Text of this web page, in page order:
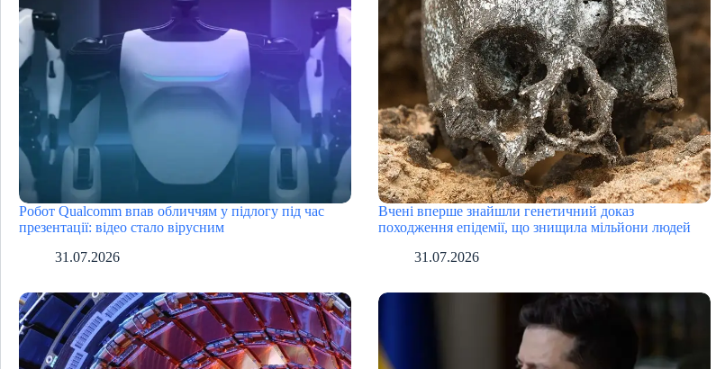
Робот Qualcomm впав обличчям у підлогу під час
презентації: відео стало вірусним
31.07.2026
Вчені вперше знайшли генетичний доказ
походження епідемії, що знищила мільйони людей
31.07.2026